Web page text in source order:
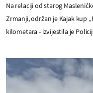
Na relaciji od starog
Zrmanji, održan je Kajak kup
kilometara - izvijestila je